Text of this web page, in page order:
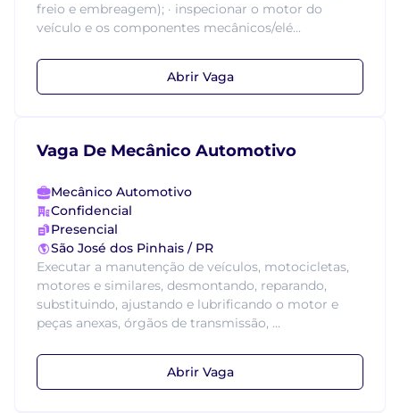
freio e embreagem); · inspecionar o motor do
veículo e os componentes mecânicos/elé...
Abrir Vaga
Vaga De Mecânico Automotivo
Mecânico Automotivo
Confidencial
Presencial
São José dos Pinhais / PR
Executar a manutenção de veículos, motocicletas,
motores e similares, desmontando, reparando,
substituindo, ajustando e lubrificando o motor e
peças anexas, órgãos de transmissão, ...
Abrir Vaga